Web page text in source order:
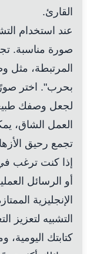
القارئ.
عند استخدام
صورة مناسبة.
المرتبطة،
بحرب". اختر
لجعل وصفك
العمل الشاق،
تجمع رحيق
إذا كنت ترغب في
أو الرسائل
الإنجليزية
التشبيه لتعزيز
كتابتك